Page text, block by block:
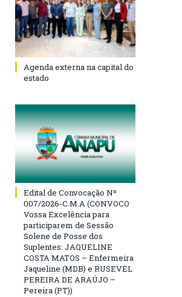
Agenda externa na capital do
estado
Edital de Convocação Nº
007/2026-C.M.A (CONVOCO
Vossa Excelência para
participarem de Sessão
Solene de Posse dos
Suplentes: JAQUELINE
COSTA MATOS – Enfermeira
Jaqueline (MDB) e RUSEVEL
PEREIRA DE ARAÚJO –
Pereira (PT))